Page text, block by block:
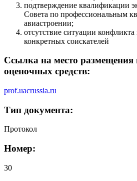
подтверждение квалификации
Совета по профессиональным
авиастроении;
отсутствие ситуации
конкретных соискателей
Ссылка на место размещения
оценочных средств:
prof.uacrussia.ru
Тип документа:
Протокол
Номер:
30